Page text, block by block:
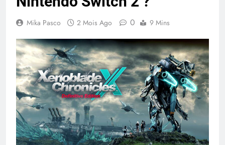
Mika Pasco 2 Mois Ago 0 9 Mins